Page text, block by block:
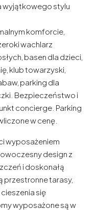
wyjątkowego stylu
komforcie,
wachlarz
basen dla dzieci,
klub towarzyski,
parking dla
Bezpieczeństwo i
concierge. Parking
w cenę.
wyposażeniem
design z
i doskonałą
przestronne tarasy,
się
wyposażone są w